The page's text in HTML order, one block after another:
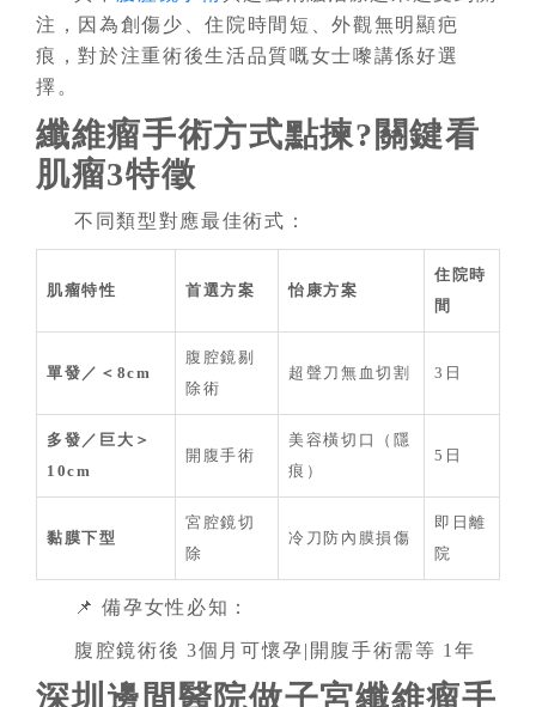
注，因為創傷少、住院時間短、外觀無明顯疤
痕，對於注重術後生活品質嘅女士嚟講係好選
擇。
纖維瘤手術方式點揀?關鍵看
肌瘤3特徵
不同類型對應最佳術式：
肌瘤特性 首選方案 怡康方案
住院時
間
單發／＜8cm
腹腔鏡剔
除術
超聲刀無血切割 3日
多發／巨大＞
10cm
開腹手術
美容橫切口（隱
痕）
5日
黏膜下型
宮腔鏡切
除
冷刀防內膜損傷
即日離
院
📌 備孕女性必知：
腹腔鏡術後 3個月可懷孕|開腹手術需等 1年
深圳邊間醫院做子宮纖維瘤手